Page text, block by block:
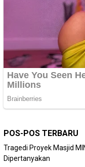
POS-POS TERBARU
Tragedi Proyek Masjid
Dipertanyakan